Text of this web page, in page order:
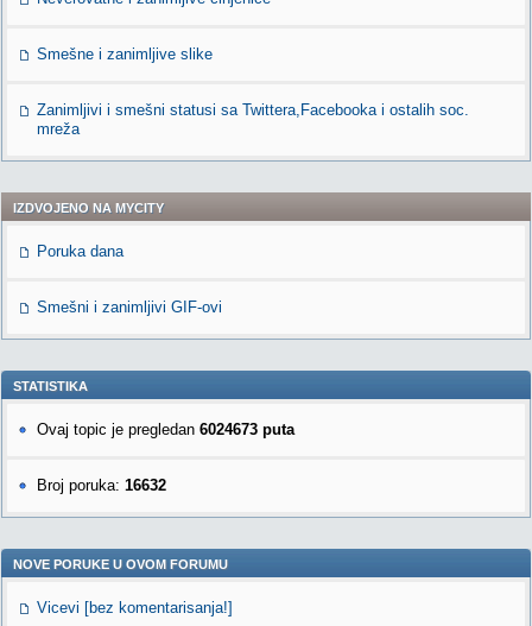
Smešne i zanimljive slike
Zanimljivi i smešni statusi sa Twittera,Facebooka i ostalih soc.
mreža
IZDVOJENO NA MYCITY
Poruka dana
Smešni i zanimljivi GIF-ovi
STATISTIKA
Ovaj topic je pregledan 6024673 puta
Broj poruka: 16632
NOVE PORUKE U OVOM FORUMU
Vicevi [bez komentarisanja!]